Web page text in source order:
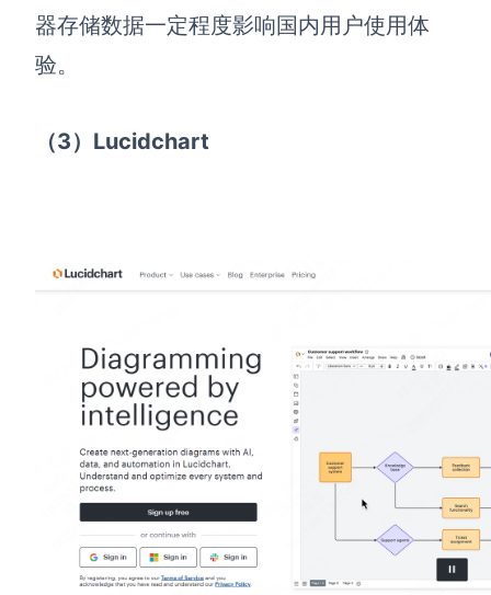
器存储数据一定程度影响国内用户使用体
验。
（3）Lucidchart